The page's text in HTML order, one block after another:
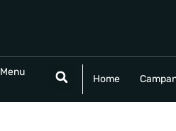
Menu
Home
Home Campania Politica